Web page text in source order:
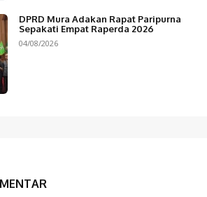
DPRD Mura Adakan Rapat Paripurna
Sepakati Empat Raperda 2026
04/08/2026